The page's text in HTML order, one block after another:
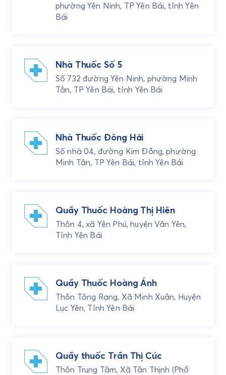
phường Yên Ninh, TP Yên Bái, tỉnh Yên
Bái
Nhà Thuốc Số 5
Số 732 đường Yên Ninh, phường Minh
Tân, TP Yên Bái, tỉnh Yên Bái
Nhà Thuốc Đông Hải
Số nhà 04, đường Kim Đồng, phường
Minh Tân, TP Yên Bái, tỉnh Yên Bái
Quầy Thuốc Hoàng Thị Hiên
Thôn 4, xã Yên Phú, huyện Văn Yên,
Tỉnh Yên Bái
Quầy Thuốc Hoàng Ánh
Thôn Tông Rạng, Xã Minh Xuân, Huyện
Lục Yên, Tỉnh Yên Bái
Quầy thuốc Trần Thị Cúc
Thôn Trung Tâm, Xã Tân Thịnh (Phố